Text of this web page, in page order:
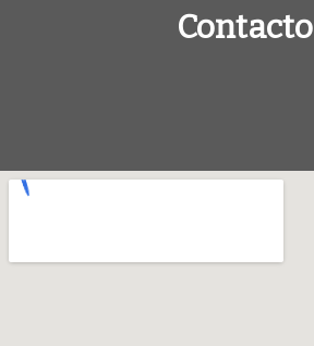
Contacto